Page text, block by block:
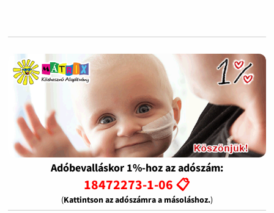
Adóbevalláskor 1%-hoz az adószám:
18472273-1-06 📋
(Kattintson az adószámra a másoláshoz.)